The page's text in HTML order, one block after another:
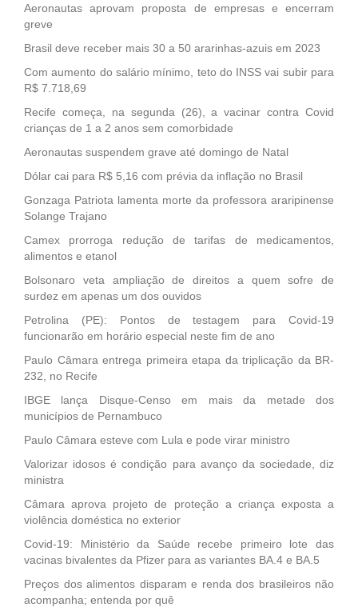
Aeronautas aprovam proposta de empresas e encerram
greve
Brasil deve receber mais 30 a 50 ararinhas-azuis em 2023
Com aumento do salário mínimo, teto do INSS vai subir para
R$ 7.718,69
Recife começa, na segunda (26), a vacinar contra Covid
crianças de 1 a 2 anos sem comorbidade
Aeronautas suspendem grave até domingo de Natal
Dólar cai para R$ 5,16 com prévia da inflação no Brasil
Gonzaga Patriota lamenta morte da professora araripinense
Solange Trajano
Camex prorroga redução de tarifas de medicamentos,
alimentos e etanol
Bolsonaro veta ampliação de direitos a quem sofre de
surdez em apenas um dos ouvidos
Petrolina (PE): Pontos de testagem para Covid-19
funcionarão em horário especial neste fim de ano
Paulo Câmara entrega primeira etapa da triplicação da BR-
232, no Recife
IBGE lança Disque-Censo em mais da metade dos
municípios de Pernambuco
Paulo Câmara esteve com Lula e pode virar ministro
Valorizar idosos é condição para avanço da sociedade, diz
ministra
Câmara aprova projeto de proteção a criança exposta a
violência doméstica no exterior
Covid-19: Ministério da Saúde recebe primeiro lote das
vacinas bivalentes da Pfizer para as variantes BA.4 e BA.5
Preços dos alimentos disparam e renda dos brasileiros não
acompanha; entenda por quê